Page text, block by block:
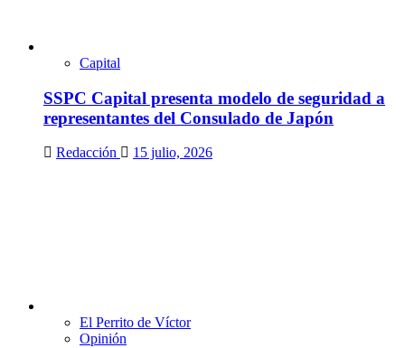
Capital
SSPC Capital presenta modelo de seguridad a
representantes del Consulado de Japón
Redacción 15 julio, 2026
El Perrito de Víctor
Opinión